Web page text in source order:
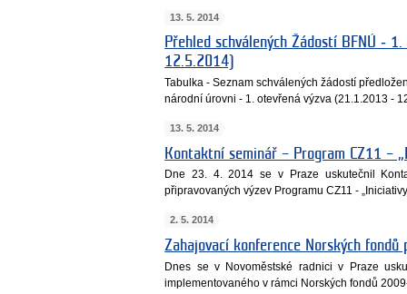
13. 5. 2014
Přehled schválených Žádostí BFNÚ ‐
12.5.2014)
Tabulka - Seznam schválených žádostí
národní úrovni - 1. otevřená výzva (21.1.2013 -
13. 5. 2014
Kontaktní seminář – Program CZ11 –
Dne 23. 4. 2014 se v Praze uskutečnil
připravovaných výzev Programu CZ11 -
2. 5. 2014
Zahajovací konference Norských
Dnes se v Novoměstské radnici v Praze
implementovaného v rámci Norských fondů